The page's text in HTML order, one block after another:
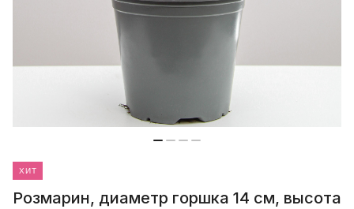
ХИТ
Розмарин, диаметр горшка 14 см, высота